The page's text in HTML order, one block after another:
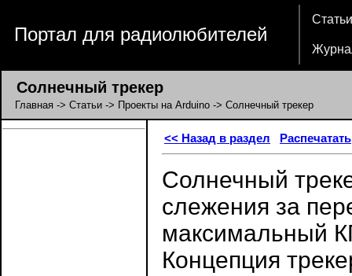
Портал для радиолюбителей
Статьи
Солнечный трекер
Главная -> Статьи -> Проекты на Arduino -> Солнечный трекер
<< Назад в раздел Распечатать
Солнечный
слежения за
максимальный
Концепция